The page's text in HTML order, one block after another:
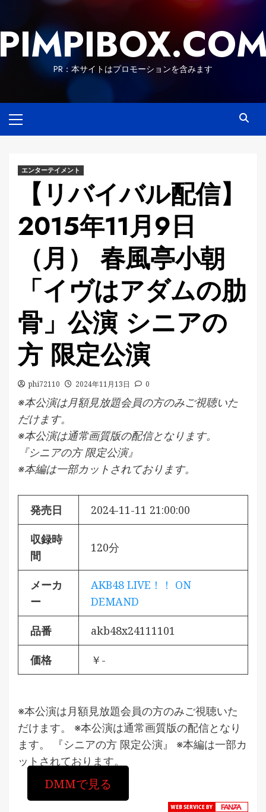
content
PR：本サイトはプロモーションを含みます
Menu
エンターテイメント
【リバイバル配信】
2015年11月9日
（月） 春風亭小朝
「イヴはアダムの肋
骨」公演 シニアの
方 限定公演
phi72110 2024年11月13日 0
※本公演は月額見放題会員の方のみご視聴いた
だけます。
※本公演は通常画質版の配信となります。
『シニアの方 限定公演』
※本編は一部カットされております。
発売日 2024-11-11 21:00:00
収録時
間
120分
メーカ
ー
AKB48 LIVE！！ ON
DEMAND
品番 akb48x24111101
価格 ￥-
※本公演は月額見放題会員の方のみご視聴いた
だけます。 ※本公演は通常画質版の配信となり
ます。 『シニアの方 限定公演』 ※本編は一部カ
ットされております。
DMMで見る